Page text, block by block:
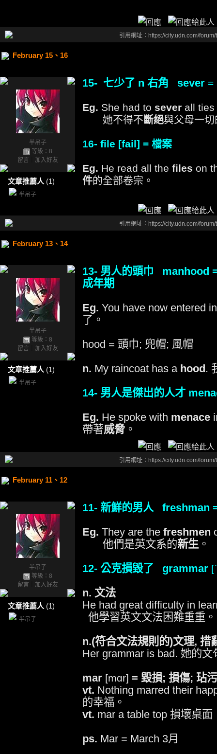
引用網址：https://city.udn.com/
February 15、16
半吊子
等級：8
留言
加入好友
文章推薦人 (1)
半吊子
15- 七少了 n 右角 sever =
Eg. She had to sever all
她不得不斷絕與父母一
16- file [fail] = 檔案
Eg. He read all the files on
件的全部卷宗。
引用網址：https://city.udn.com/
February 13、14
半吊子
等級：8
留言
加入好友
文章推薦人 (1)
半吊子
13- 男人的頭巾 manhood
成年期
Eg. You have now entered
了。
hood = 頭巾; 兜帽; 風帽
n. My raincoat has ahood.
14- 男人是傑出的人才
Eg. He spoke with menace
帶著威脅 。
引用網址：https://city.udn.com/
February 11、12
半吊子
等級：8
留言
加入好友
文章推薦人 (1)
半吊子
11- 新鮮的男人 freshman
Eg. They are the freshmen
他們是英文系的新生 。
12- 公克損毀了 grammar
n. 文法
He had great difficulty in
他學習英文文法困難重重。
n.(符合文法規則的)文理, 措
Her grammar is bad. 她的文
mar [mɑr] = 毀損; 損傷; 玷污
vt. Nothing marred their
的幸福。
vt. mar a table top 損壞桌面
ps. Mar = March 3月